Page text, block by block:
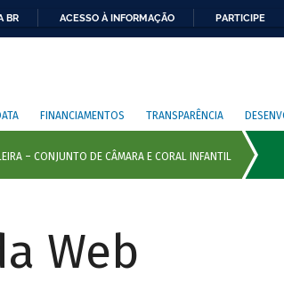
BR ACESSO À INFORMAÇÃO PARTICIPE
FINANCIAMENTOS TRANSPARÊNCIA
Web